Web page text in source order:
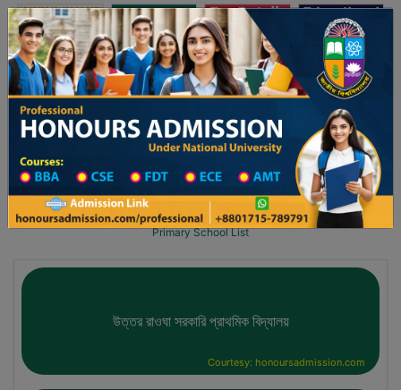
Toggle navigation অনার্স ভর্তি প্রফেশনাল অনার্স
Updates
শিক্ষাবর্ষের ১ম বর্ষের ভর্তি আবেদন বিজ্ঞপ্তি ঢাকা বিশ্ববিদ্যালয় ২০২৫-২৬ শিক্ষাবর্ষে
Division List
Primary School District Wise
Primary School in আমতলী
Primary School List
উত্তর রাওঘা সরকারি প্রাথমিক বিদ্যালয়
Courtesy: honoursadmission.com